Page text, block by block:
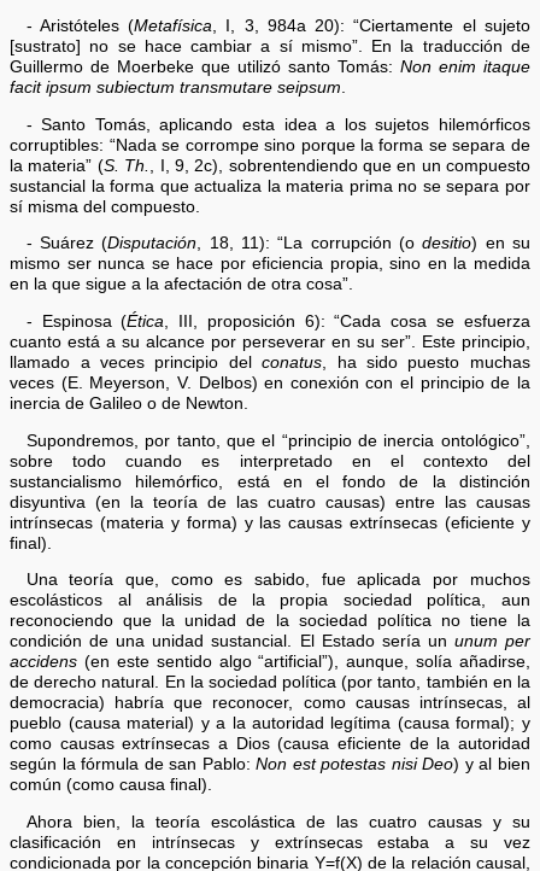
- Aristóteles (Metafísica, I, 3, 984a 20): “Ciertamente el sujeto
[sustrato] no se hace cambiar a sí mismo”. En la traducción de
Guillermo de Moerbeke que utilizó santo Tomás: Non enim itaque
facit ipsum subiectum transmutare seipsum.
- Santo Tomás, aplicando esta idea a los sujetos hilemórficos
corruptibles: “Nada se corrompe sino porque la forma se separa de
la materia” (S. Th.
, I, 9, 2c), sobrentendiendo que en un compuesto
sustancial la forma que actualiza la materia prima no se separa por
sí misma del compuesto.
- Suárez (Disputación, 18, 11): “La corrupción (odesitio) en su
mismo ser nunca se hace por eficiencia propia, sino en la medida
en la que sigue a la afectación de otra cosa”.
- Espinosa (Ética , III, proposición 6): “Cada cosa se esfuerza
cuanto está a su alcance por perseverar en su ser”. Este principio,
llamado a veces principio delconatus , ha sido puesto muchas
veces (E. Meyerson, V. Delbos) en conexión con el principio de la
inercia de Galileo o de Newton.
Supondremos, por tanto, que el “principio de inercia ontológico”,
sobre todo cuando es interpretado en el contexto del
sustancialismo hilemórfico, está en el fondo de la distinción
disyuntiva (en la teoría de las cuatro causas) entre las causas
intrínsecas (materia y forma) y las causas extrínsecas (eficiente y
final).
Una teoría que, como es sabido, fue aplicada por muchos
escolásticos al análisis de la propia sociedad política, aun
reconociendo que la unidad de la sociedad política no tiene la
condición de una unidad sustancial. El Estado sería un unum per
accidens (en este sentido algo “artificial”), aunque, solía añadirse,
de derecho natural. En la sociedad política (por tanto, también en la
democracia) habría que reconocer, como causas intrínsecas, al
pueblo (causa material) y a la autoridad legítima (causa formal); y
como causas extrínsecas a Dios (causa eficiente de la autoridad
según la fórmula de san Pablo:Non est potestas nisi Deo) y al bien
común (como causa final).
Ahora bien, la teoría escolástica de las cuatro causas y su
clasificación en intrínsecas y extrínsecas estaba a su vez
condicionada por la concepción binaria Y=f(X) de la relación causal,